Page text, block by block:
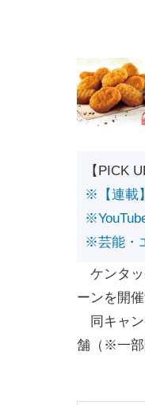
【PICK
※【連載
※芸能・
ケンタッ
ーンを開催
同キャン
舗（※一部